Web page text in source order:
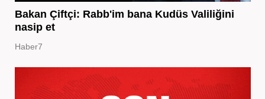
Bakan Çiftçi: Rabb'im bana Kudüs Valiliğini
nasip et
Haber7